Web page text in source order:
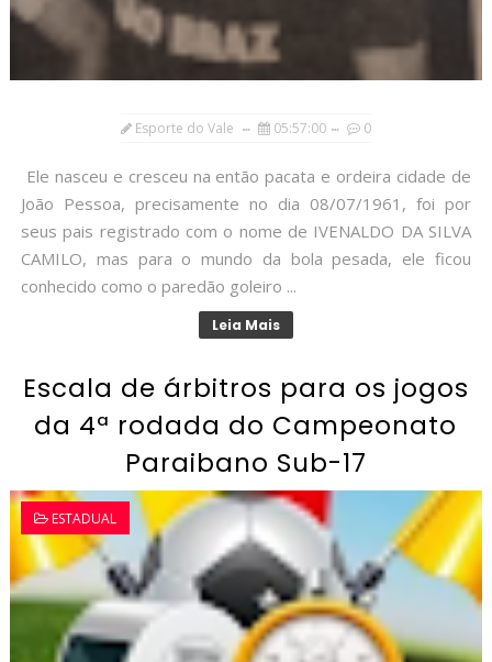
Esporte do Vale 05:57:00 0
Ele nasceu e cresceu na então pacata e ordeira cidade de
João Pessoa, precisamente no dia 08/07/1961, foi por
seus pais registrado com o nome de IVENALDO DA SILVA
CAMILO, mas para o mundo da bola pesada, ele ficou
conhecido como o paredão goleiro ...
Leia Mais
Escala de árbitros para os jogos
da 4ª rodada do Campeonato
Paraibano Sub-17
ESTADUAL